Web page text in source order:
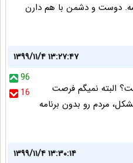
دوست و دشمن با هم دارن
۱۳۹۹/۱۱/۴ ۱۳:۲۷:۴۷
96
16
البته نمیگم فرصت
مردم رو بدون برنامه
۱۳۹۹/۱۱/۴ ۱۳:۳۰:۱۴